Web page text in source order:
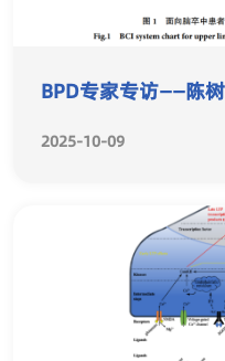
BPD专家专访——陈
2025-10-09